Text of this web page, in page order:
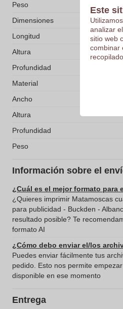
Peso
Dimensiones
Longitud
Altura
Profundidad
Material
Ancho
Altura
Profundidad
Peso
Información sobre el
¿Cuál es el mejor formato para
¿Quieres imprimir Matamoscas
para publicidad - Buckden -
resultado posible? Te
formato AI
¿Cómo debo enviar el/los
Puedes enviar fácilmente tus
pedido. Esto nos permite
disponible en ese momento
Entrega
Este
analizar
sitio web
combinar